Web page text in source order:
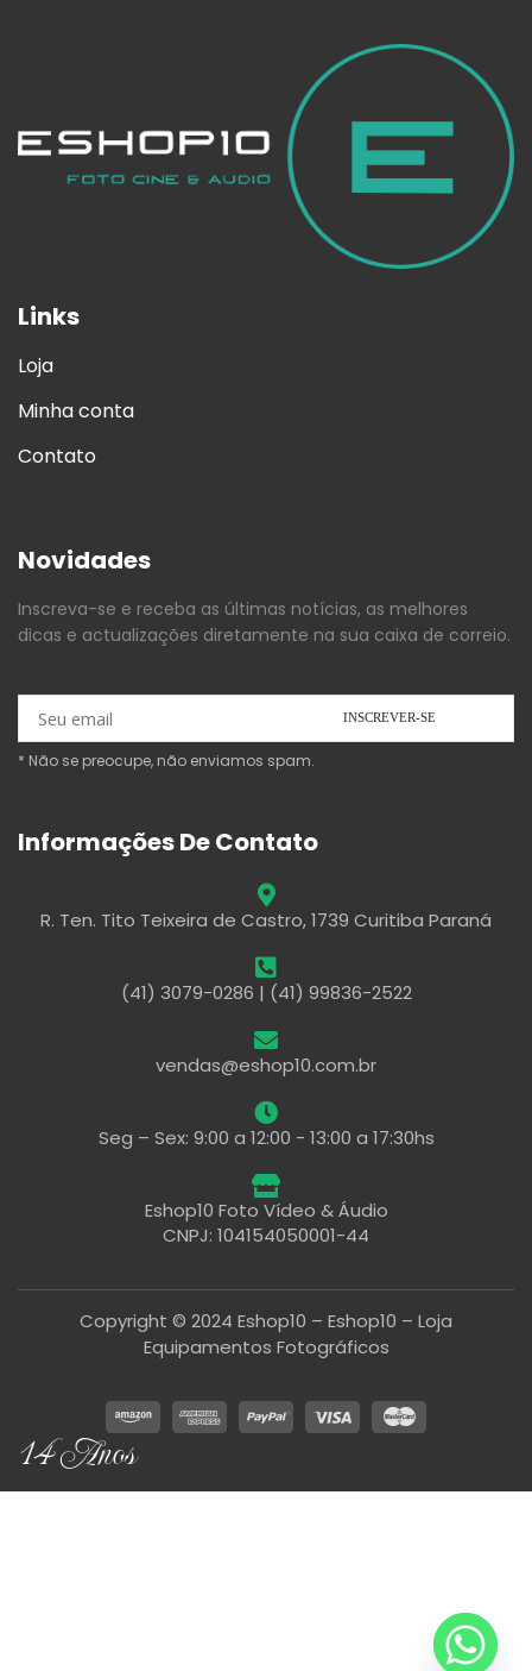
Links
Loja
Minha conta
Contato
Novidades
Inscreva-se e receba as últimas notícias, as melhores
dicas e actualizações diretamente na sua caixa de correio.
* Não se preocupe, não enviamos spam.
Informações De Contato
R. Ten. Tito Teixeira de Castro, 1739 Curitiba Paraná
(41) 3079-0286 | (41) 99836-2522
vendas@eshop10.com.br
Seg – Sex: 9:00 a 12:00 - 13:00 a 17:30hs
Eshop10 Foto Vídeo & Áudio
CNPJ: 104154050001-44
Copyright © 2024 Eshop10 – Eshop10 – Loja
Equipamentos Fotográficos
14 Anos